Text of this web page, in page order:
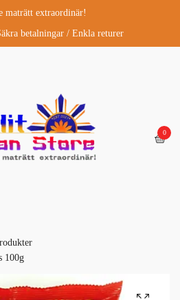
maträtt extraordinär!
betalningar / Enkla returer
0
100g